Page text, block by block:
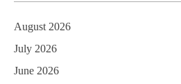
August 2026
July 2026
June 2026